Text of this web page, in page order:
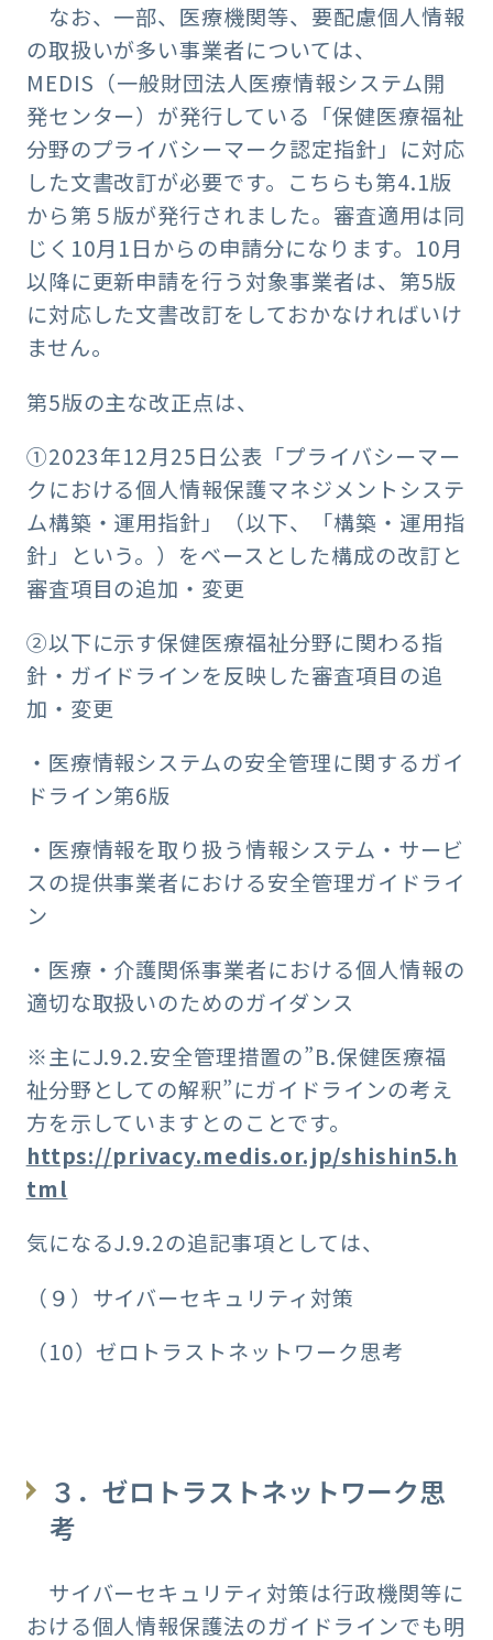
なお、一部、医療機関等、要配慮個人情報
の取扱いが多い事業者については、
MEDIS（一般財団法人医療情報システム開
発センター）が発行している「保健医療福祉
分野のプライバシーマーク認定指針」に対応
した文書改訂が必要です。こちらも第4.1版
から第５版が発行されました。審査適用は同
じく10月1日からの申請分になります。10月
以降に更新申請を行う対象事業者は、第5版
に対応した文書改訂をしておかなければいけ
ません。
第5版の主な改正点は、
①2023年12月25日公表「プライバシーマー
クにおける個人情報保護マネジメントシステ
ム構築・運用指針」（以下、「構築・運用指
針」という。）をベースとした構成の改訂と
審査項目の追加・変更
②以下に示す保健医療福祉分野に関わる指
針・ガイドラインを反映した審査項目の追
加・変更
・医療情報システムの安全管理に関するガイ
ドライン第6版
・医療情報を取り扱う情報システム・サービ
スの提供事業者における安全管理ガイドライ
ン
・医療・介護関係事業者における個人情報の
適切な取扱いのためのガイダンス
※主にJ.9.2.安全管理措置の”B.保健医療福
祉分野としての解釈”にガイドラインの考え
方を示していますとのことです。
https://privacy.medis.or.jp/shishin5.h
tml
気になるJ.9.2の追記事項としては、
（９）サイバーセキュリティ対策
（10）ゼロトラストネットワーク思考
３．ゼロトラストネットワーク思
考
サイバーセキュリティ対策は行政機関等に
おける個人情報保護法のガイドラインでも明